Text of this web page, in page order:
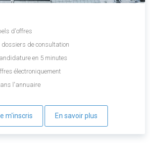
d'offres
de consultation
en 5 minutes
électroniquement
l'annuaire
m'inscris En savoir plus